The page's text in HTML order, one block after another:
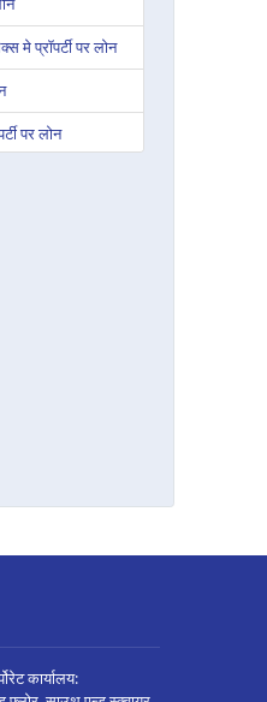
मे प्रॉपर्टी पर लोन
पर लोन
पर लोन
कार्यालय: